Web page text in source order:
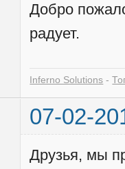
Добро
радует.
Inferno Solutions -
07-02-
Друзья, мы